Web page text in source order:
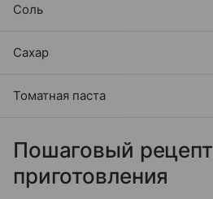
Соль
Сахар
Томатная паста
Пошаговый рецепт
приготовления